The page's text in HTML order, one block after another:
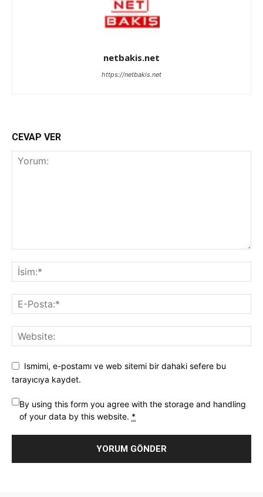
netbakis.net
https://netbakis.net
CEVAP VER
Ismimi, e-postamı ve web sitemi bir dahaki sefere bu
tarayıcıya kaydet.
By using this form you agree with the storage and handling
of your data by this website. *